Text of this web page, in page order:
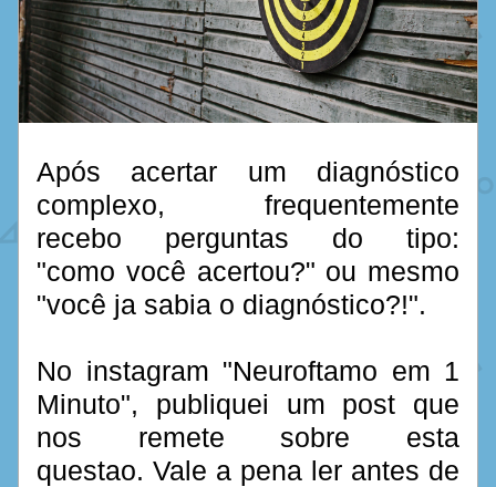
Após acertar um diagnóstico
complexo, frequentemente
recebo perguntas do tipo:
"como você acertou?" ou mesmo
"você ja sabia o diagnóstico?!".
No instagram "Neuroftamo em 1
Minuto", publiquei um post que
nos remete sobre esta
questao. Vale a pena ler antes de